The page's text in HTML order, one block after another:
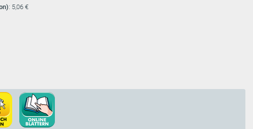
: 5,06 €